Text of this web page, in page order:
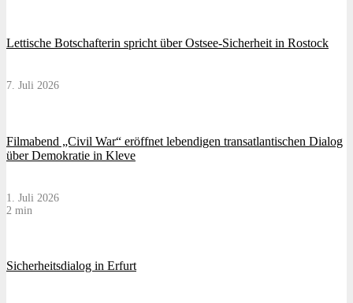
Lettische Botschafterin spricht über Ostsee-Sicherheit in Rostock
7. Juli 2026
Filmabend „Civil War“ eröffnet lebendigen transatlantischen Dialog
über Demokratie in Kleve
1. Juli 2026
2 min
Sicherheitsdialog in Erfurt